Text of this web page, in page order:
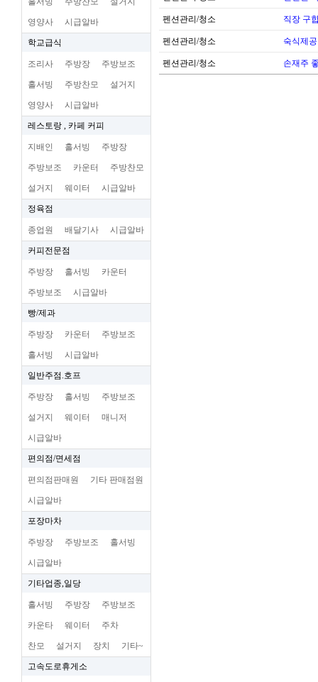
영양사 시급알바
학교급식
조리사 주방장 주방보조
홀서빙 주방찬모 설거지
영양사 시급알바
레스토랑 , 카페 커피
지배인 홀서빙 주방장
주방보조 카운터 주방찬모
설거지 웨이터 시급알바
정육점
종업원 배달기사 시급알바
커피전문점
주방장 홀서빙 카운터
주방보조 시급알바
빵/제과
주방장 카운터 주방보조
홀서빙 시급알바
일반주점.호프
주방장 홀서빙 주방보조
설거지 웨이터 매니저
시급알바
편의점/면세점
편의점판매원 기타 판매점원
시급알바
포장마차
주방장 주방보조 홀서빙
시급알바
기타업종,일당
홀서빙 주방장 주방보조
카운타 웨이터 주차
찬모 설거지 장치 기타~
고속도로휴게소
펜션관리/청소 직장 구
펜션관리/청소 숙식제
펜션관리/청소 손재주